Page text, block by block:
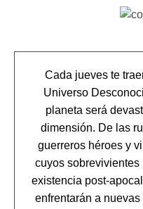
Cada jueves te
Universo
planeta será
dimensión. De las
guerreros héroes y
cuyos sobrevivientes
existencia post-
enfrentarán a